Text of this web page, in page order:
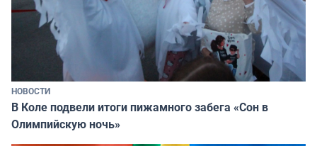
НОВОСТИ
В Коле подвели итоги пижамного забега «Сон в
Олимпийскую ночь»